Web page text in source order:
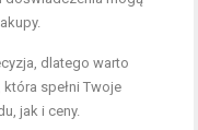
dlatego warto
spełni Twoje
jak i ceny.